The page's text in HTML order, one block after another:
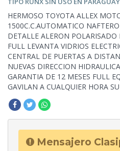
HERMOSO TOYOTA ALLEX
1500C.C.AUTOMATICO
DETALLE ALERON POLARISADO
FULL LEVANTA VIDRIOS
CENTRAL DE PUERTAS A
NUEVAS DIRECCION
GARANTIA DE 12 MESES FULL
GAVILAN A CUALQUIER HORA
Mensajero